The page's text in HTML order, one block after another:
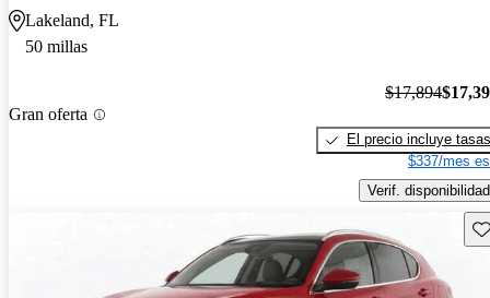
Lakeland, FL
50 millas
Gran oferta
$17,894
El precio incluye tasas
$337/mes
Verif. disponibilidad